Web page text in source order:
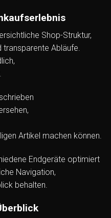
Shop-Struktur,
transparente Abläufe.
Artikel machen können.
Endgeräte optimiert
Navigation,
behalten.